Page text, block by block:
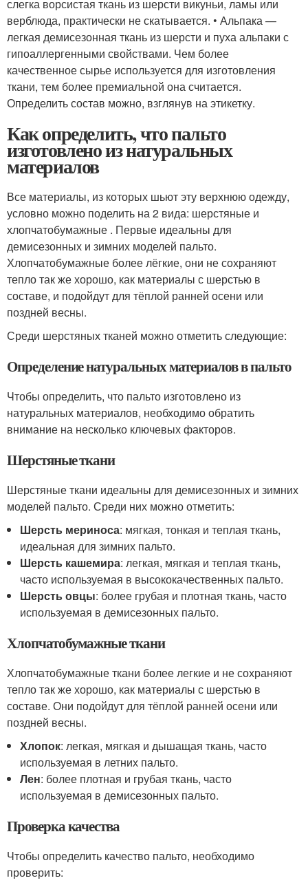
слегка ворсистая ткань из шерсти викуньи, ламы или
верблюда, практически не скатывается. • Альпака —
легкая демисезонная ткань из шерсти и пуха альпаки с
гипоаллергенными свойствами. Чем более
качественное сырье используется для изготовления
ткани, тем более премиальной она считается.
Определить состав можно, взглянув на этикетку.
Как определить, что пальто
изготовлено из натуральных
материалов
Все материалы, из которых шьют эту верхнюю одежду,
условно можно поделить на 2 вида: шерстяные и
хлопчатобумажные . Первые идеальны для
демисезонных и зимних моделей пальто.
Хлопчатобумажные более лёгкие, они не сохраняют
тепло так же хорошо, как материалы с шерстью в
составе, и подойдут для тёплой ранней осени или
поздней весны.
Среди шерстяных тканей можно отметить следующие:
Определение натуральных материалов в пальто
Чтобы определить, что пальто изготовлено из
натуральных материалов, необходимо обратить
внимание на несколько ключевых факторов.
Шерстяные ткани
Шерстяные ткани идеальны для демисезонных и зимних
моделей пальто. Среди них можно отметить:
Шерсть мериноса: мягкая, тонкая и теплая ткань,
идеальная для зимних пальто.
Шерсть кашемира: легкая, мягкая и теплая ткань,
часто используемая в высококачественных пальто.
Шерсть овцы: более грубая и плотная ткань, часто
используемая в демисезонных пальто.
Хлопчатобумажные ткани
Хлопчатобумажные ткани более легкие и не сохраняют
тепло так же хорошо, как материалы с шерстью в
составе. Они подойдут для тёплой ранней осени или
поздней весны.
Хлопок: легкая, мягкая и дышащая ткань, часто
используемая в летних пальто.
Лен: более плотная и грубая ткань, часто
используемая в демисезонных пальто.
Проверка качества
Чтобы определить качество пальто, необходимо
проверить: